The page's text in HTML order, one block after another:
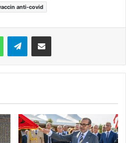
anti-covid
WhatsApp Telegram